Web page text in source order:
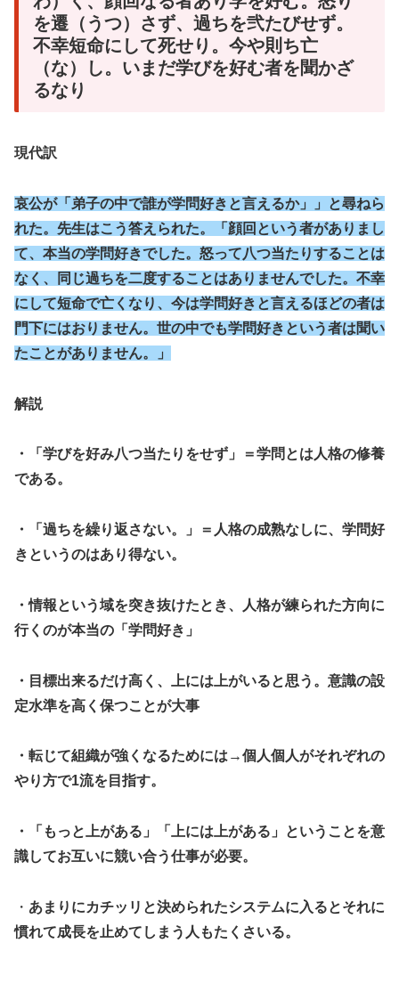
を遷（うつ）さず、過ちを弐たびせず。
不幸短命にして死せり。今や則ち亡
（な）し。いまだ学びを好む者を聞かざ
るなり
現代訳
哀公が「弟子の中で誰が学問好きと言えるか」」と尋ねら
れた。先生はこう答えられた。「顔回という者がありまし
て、本当の学問好きでした。怒って八つ当たりすることは
なく、同じ過ちを二度することはありませんでした。不幸
にして短命で亡くなり、今は学問好きと言えるほどの者は
門下にはおりません。世の中でも学問好きという者は聞い
たことがありません。」
解説
・「学びを好み八つ当たりをせず」＝学問とは人格の修養
である。
・「過ちを繰り返さない。」＝人格の成熟なしに、学問好
きというのはあり得ない。
・情報という域を突き抜けたとき、人格が練られた方向に
行くのが本当の「学問好き」
・目標出来るだけ高く、上には上がいると思う。意識の設
定水準を高く保つことが大事
・転じて組織が強くなるためには→個人個人がそれぞれの
やり方で1流を目指す。
・「もっと上がある」「上には上がある」ということを意
識してお互いに競い合う仕事が必要。
・ あまりにカチッリと決められたシステムに入るとそれに
慣れて成長を止めてしまう人もたくさいる。